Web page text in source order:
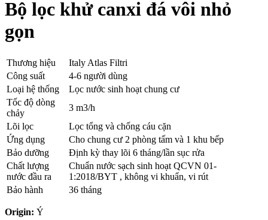
Bộ lọc khử canxi đá vôi nhỏ
gọn
Thương hiệu
Italy Atlas Filtri
Công suất
4-6 người dùng
Loại hệ thống
Lọc nước sinh hoạt chung cư
Tốc độ dòng
chảy
3 m3/h
Lõi lọc
Lọc tổng và chống cáu cặn
Ứng dụng
Cho chung cư 2 phòng tấm và 1 khu bếp
Bảo dưỡng
Định kỳ thay lõi 6 tháng/lần sục rửa
Chất lượng
nước đầu ra
Chuẩn nước sạch sinh hoạt QCVN 01-
1:2018/BYT , không vi khuẩn, vi rút
Bảo hành
36 tháng
Origin: Ý